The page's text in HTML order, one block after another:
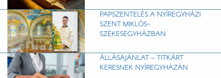
PAPSZENTELÉS A NYÍREGYHÁZI
SZENT MIKLÓS-
SZÉKESEGYHÁZBAN
ÁLLÁSAJÁNLAT – TITKÁRT
KERESNEK NYÍREGYHÁZÁN